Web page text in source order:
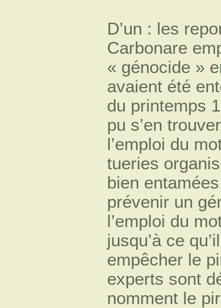
D’un : les
Carbonare
« génocide »
avaient été
du printemps
pu s’en
l’emploi du
tueries
bien
prévenir un
l’emploi du
jusqu’à ce
empêcher le
experts sont
nomment le